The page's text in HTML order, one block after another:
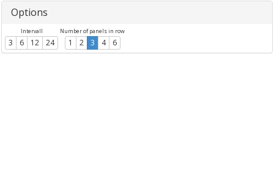
Options
Intervall
3 6 12 24
Number of panels in row
1 2 3 4 6